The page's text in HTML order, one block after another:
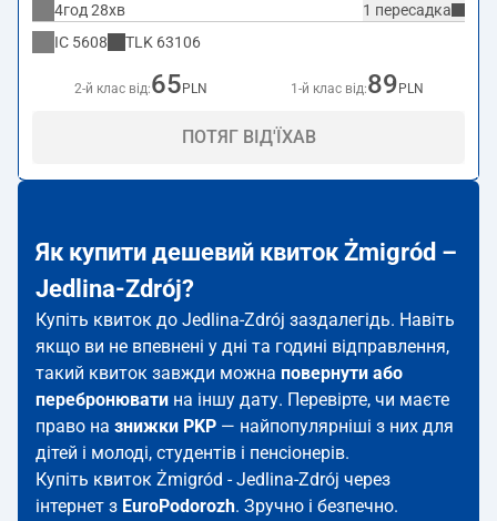
1 пересадка
4год 28хв
IC 5608 TLK 63106
2-й клас від:65 PLN 1-й клас від:89 PLN
ПОТЯГ ВІД'ЇХАВ
Як купити дешевий квиток Żmigród –
Jedlina-Zdrój?
Купіть квиток до Jedlina-Zdrój заздалегідь. Навіть
якщо ви не впевнені у дні та годині відправлення,
такий квиток завжди можна повернути або
перебронювати на іншу дату. Перевірте, чи маєте
право на знижки PKP — найпопулярніші з них для
дітей і молоді, студентів і пенсіонерів.
Купіть квиток Żmigród - Jedlina-Zdrój через
інтернет з EuroPodorozh. Зручно і безпечно.